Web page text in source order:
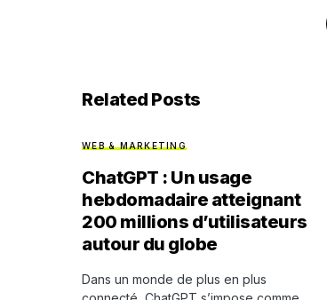
Related Posts
WEB & MARKETING
ChatGPT : Un usage
hebdomadaire atteignant
200 millions d’utilisateurs
autour du globe
Dans un monde de plus en plus